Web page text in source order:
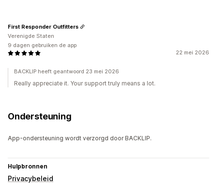
22 mei 2026
First Responder Outfitters
Verenigde Staten
9 dagen gebruiken de app
BACKLIP heeft geantwoord 23 mei 2026
Really appreciate it. Your support truly means a lot.
Ondersteuning
App-ondersteuning wordt verzorgd door BACKLIP.
Hulpbronnen
Privacybeleid